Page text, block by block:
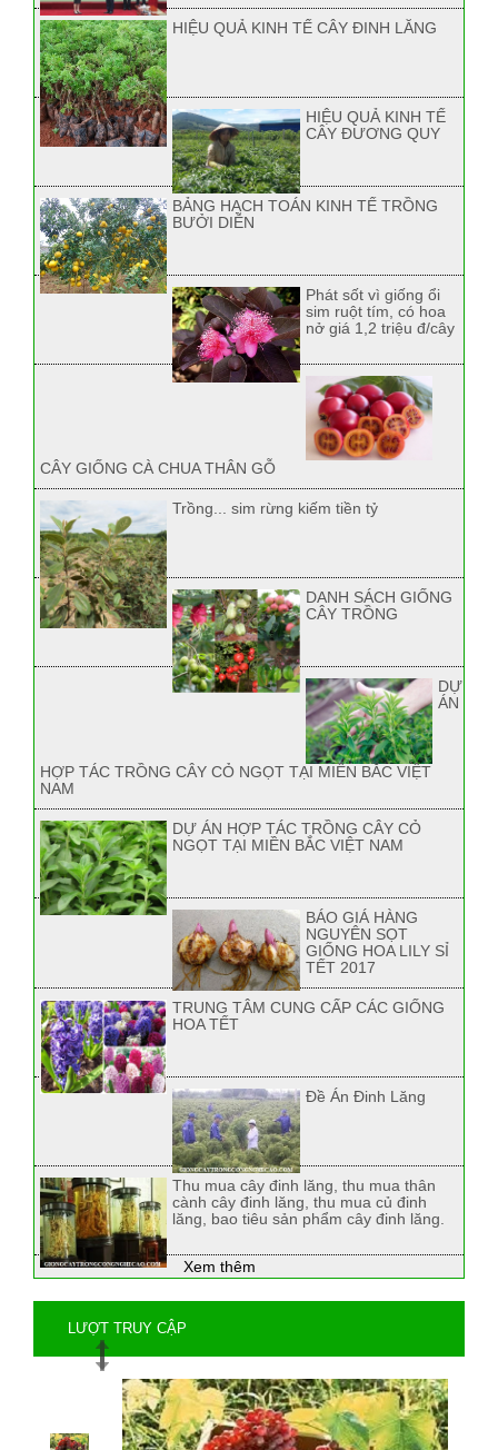
HIỆU QUẢ KINH TẾ CÂY ĐINH LĂNG
HIỆU QUẢ KINH TẾ
CÂY ĐƯƠNG QUY
BẢNG HẠCH TOÁN KINH TẾ TRỒNG
BƯỞI DIỄN
Phát sốt vì giống ổi
sim ruột tím, có hoa
nở giá 1,2 triệu đ/cây
CÂY GIỐNG CÀ CHUA THÂN GỖ
Trồng... sim rừng kiếm tiền tỷ
DANH SÁCH GIỐNG
CÂY TRỒNG
DỰ
ÁN
HỢP TÁC TRỒNG CÂY CỎ NGỌT TẠI MIỀN BẮC VIỆT
NAM
DỰ ÁN HỢP TÁC TRỒNG CÂY CỎ
NGỌT TẠI MIỀN BẮC VIỆT NAM
BÁO GIÁ HÀNG
NGUYÊN SỌT
GIỐNG HOA LILY SỈ
TẾT 2017
TRUNG TÂM CUNG CẤP CÁC GIỐNG
HOA TẾT
Đề Án Đinh Lăng
Thu mua cây đinh lăng, thu mua thân
cành cây đinh lăng, thu mua củ đinh
lăng, bao tiêu sản phẩm cây đinh lăng.
Xem thêm
LƯỢT TRUY CẬP